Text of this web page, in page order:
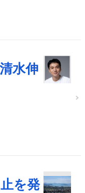
水伸
を発